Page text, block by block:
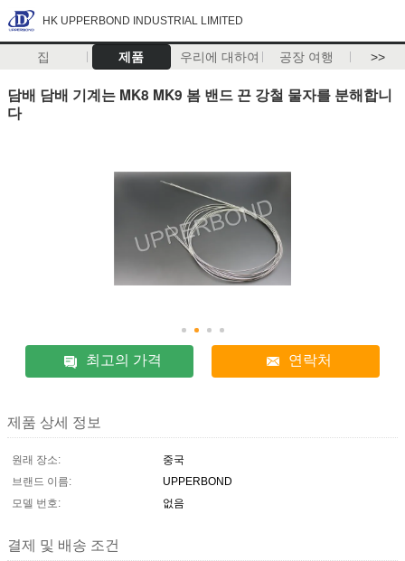
HK UPPERBOND INDUSTRIAL LIMITED
집 제품 우리에 대하여 공장 여행 >>
담배 담배 기계는 MK8 MK9 봄 밴드 끈 강철 물자를 분해합니
다
최고의 가격 연락처
제품 상세 정보
원래 장소:
중국
브랜드 이름:
UPPERBOND
모델 번호:
없음
결제 및 배송 조건